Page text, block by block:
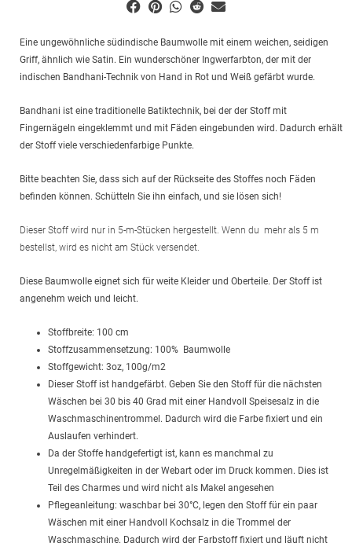
Eine ungewöhnliche südindische Baumwolle mit einem weichen, seidigen
Griff, ähnlich wie Satin. Ein wunderschöner Ingwerfarbton, der mit der
indischen Bandhani-Technik von Hand in Rot und Weiß gefärbt wurde.
Bandhani ist eine traditionelle Batiktechnik, bei der der Stoff mit
Fingernägeln eingeklemmt und mit Fäden eingebunden wird. Dadurch erhält
der Stoff viele verschiedenfarbige Punkte.
Bitte beachten Sie, dass sich auf der Rückseite des Stoffes noch Fäden
befinden können. Schütteln Sie ihn einfach, und sie lösen sich!
Dieser Stoff wird nur in 5-m-Stücken hergestellt. Wenn du mehr als 5 m
bestellst, wird es nicht am Stück versendet.
Diese Baumwolle eignet sich für weite Kleider und Oberteile. Der Stoff ist
angenehm weich und leicht.
Stoffbreite: 100 cm
Stoffzusammensetzung: 100% Baumwolle
Stoffgewicht: 3oz, 100g/m2
Dieser Stoff ist handgefärbt. Geben Sie den Stoff für die nächsten
Wäschen bei 30 bis 40 Grad mit einer Handvoll Speisesalz in die
Waschmaschinentrommel. Dadurch wird die Farbe fixiert und ein
Auslaufen verhindert.
Da der Stoffe handgefertigt ist, kann es manchmal zu
Unregelmäßigkeiten in der Webart oder im Druck kommen. Dies ist
Teil des Charmes und wird nicht als Makel angesehen
Pflegeanleitung: waschbar bei 30°C, legen den Stoff für ein paar
Wäschen mit einer Handvoll Kochsalz in die Trommel der
Waschmaschine. Dadurch wird der Farbstoff fixiert und läuft nicht